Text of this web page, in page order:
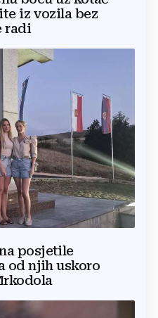
iz vozila bez
radi
posjetile
od njih uskoro